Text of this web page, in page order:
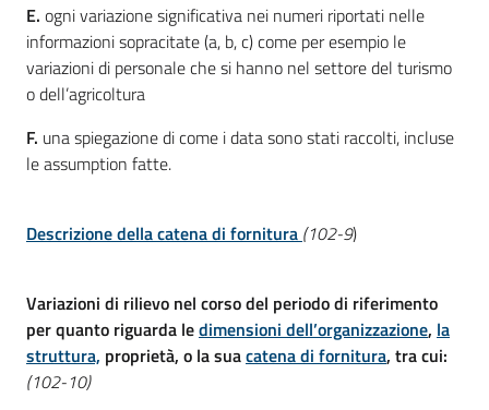
E. ogni variazione significativa nei numeri riportati nelle
informazioni sopracitate (a, b, c) come per esempio le
variazioni di personale che si hanno nel settore del turismo
o dell’agricoltura
F. una spiegazione di come i data sono stati raccolti, incluse
le assumption fatte.
Descrizione della catena di fornitura (102-9)
Variazioni di rilievo nel corso del periodo di riferimento
per quanto riguarda ledimensioni dell’organizzazione, la
struttura, proprietà, o la suacatena di fornitura, tra cui:
(102-10)